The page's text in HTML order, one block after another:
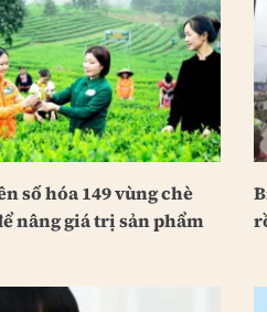
số hóa 149 vùng chè
nâng giá trị sản phẩm